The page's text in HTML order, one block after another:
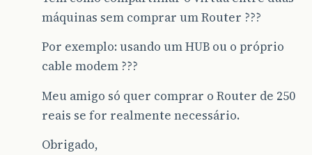
máquinas sem comprar um Router ???
Por exemplo: usando um HUB ou o próprio
cable modem ???
Meu amigo só quer comprar o Router de 250
reais se for realmente necessário.
Obrigado,